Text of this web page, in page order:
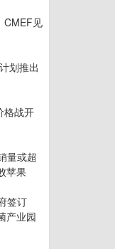
CMEF见
划推出
格战开
量或超
苹果
签订
产业园